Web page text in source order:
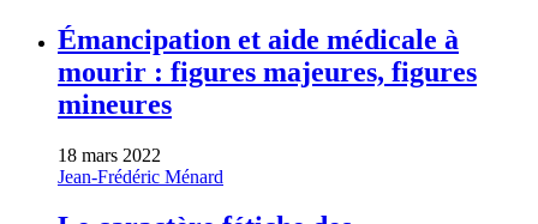
Émancipation et aide médicale à
mourir : figures majeures, figures
mineures
18 mars 2022
Jean-Frédéric Ménard